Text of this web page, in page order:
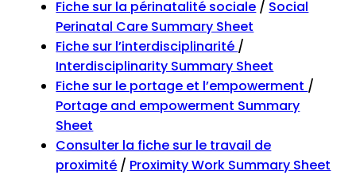
Fiche sur la périnatalité sociale / Social
Perinatal Care Summary Sheet
Fiche sur l’interdisciplinarité /
Interdisciplinarity Summary Sheet
Fiche sur le portage et l’empowerment /
Portage and empowerment Summary
Sheet
Consulter la fiche sur le travail de
proximité / Proximity Work Summary Sheet